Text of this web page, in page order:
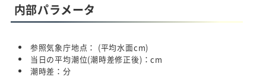
内部パラメータ
参照気象庁地点： (平均水面cm)
当日の平均潮位(潮時差修正後)：cm
潮時差：分